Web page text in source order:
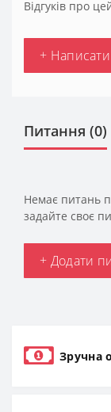
Відгуків про
+ Написати
Питання (0)
Немає питань
задайте своє
+ Додати
Зручна